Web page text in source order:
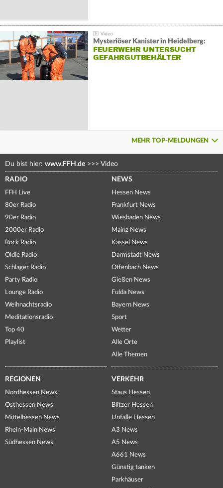
Mysteriöser Kanister in Heidelberg:
FEUERWEHR UNTERSUCHT
GEFAHRGUTBEHÄLTER
MEHR TOP-MELDUNGEN
Du bist hier: www.FFH.de >>> Video
RADIO
FFH Live
80er Radio
90er Radio
2000er Radio
Rock Radio
Oldie Radio
Schlager Radio
Party Radio
Lounge Radio
Weihnachtsradio
Meditationsradio
Top 40
Playlist
NEWS
Hessen News
Frankfurt News
Wiesbaden News
Mainz News
Kassel News
Darmstadt News
Offenbach News
Gießen News
Fulda News
Bayern News
Sport
Wetter
Alle Orte
Alle Themen
REGIONEN
Nordhessen News
Osthessen News
Mittelhessen News
Rhein-Main News
Südhessen News
VERKEHR
Staus Hessen
Blitzer Hessen
Unfälle Hessen
A3 News
A5 News
A661 News
Günstig tanken
Parkhäuser